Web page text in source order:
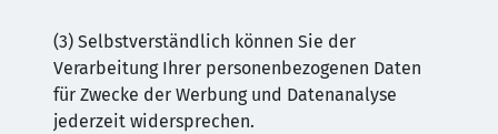
(3) Selbstverständlich können Sie der
Verarbeitung Ihrer personenbezogenen Daten
für Zwecke der Werbung und Datenanalyse
jederzeit widersprechen.